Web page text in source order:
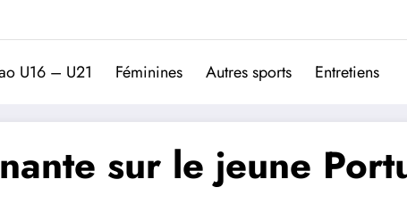
Trivela
L'actualité du football portugais
U16 – U21 Féminines Autres sports Entretiens
sur le jeune